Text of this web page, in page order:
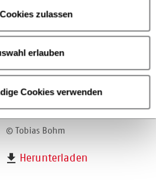
zulassen
erlauben
Cookies verwenden
Karl Schlögel,
Karl Schlögel bei seiner Dankesrede
zur Verleihung des Friedenspreises
© Tobias Bohm
Herunterladen